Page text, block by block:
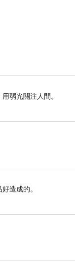
弱光關注人間。
造成的。